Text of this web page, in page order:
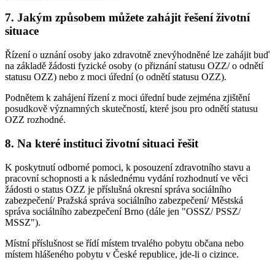
7. Jakým způsobem můžete zahájit řešení životní
situace
Řízení o uznání osoby jako zdravotně znevýhodněné lze zahájit buď
na základě žádosti fyzické osoby (o přiznání statusu OZZ/ o odnětí
statusu OZZ) nebo z moci úřední (o odnětí statusu OZZ).
Podnětem k zahájení řízení z moci úřední bude zejména zjištění
posudkově významných skutečností, které jsou pro odnětí statusu
OZZ rozhodné.
8. Na které instituci životní situaci řešit
K poskytnutí odborné pomoci, k posouzení zdravotního stavu a
pracovní schopnosti a k následnému vydání rozhodnutí ve věci
žádosti o status OZZ je příslušná okresní správa sociálního
zabezpečení/ Pražská správa sociálního zabezpečení/ Městská
správa sociálního zabezpečení Brno (dále jen "OSSZ/ PSSZ/
MSSZ").
Místní příslušnost se řídí místem trvalého pobytu občana nebo
místem hlášeného pobytu v České republice, jde-li o cizince.